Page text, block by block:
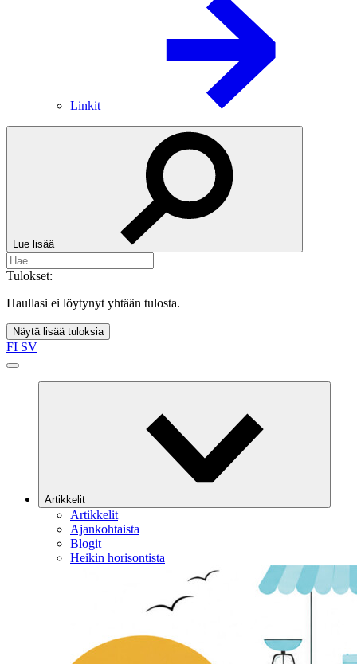
Linkit
Lue lisää
Tulokset:
Haullasi ei löytynyt yhtään tulosta.
Näytä lisää tuloksia
FI SV
Artikkelit
Artikkelit
Ajankohtaista
Blogit
Heikin horisontista